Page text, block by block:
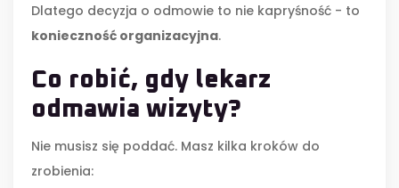
Dlatego decyzja o odmowie to nie kapryśność - to
konieczność organizacyjna.
Co robić, gdy lekarz
odmawia wizyty?
Nie musisz się poddać. Masz kilka kroków do
zrobienia: